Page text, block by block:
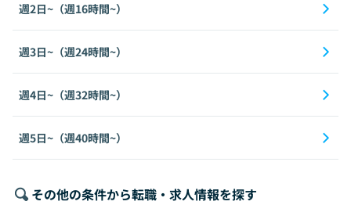
週2日~（週16時間~）
週3日~（週24時間~）
週4日~（週32時間~）
週5日~（週40時間~）
その他の条件から転職・求人情報を探す